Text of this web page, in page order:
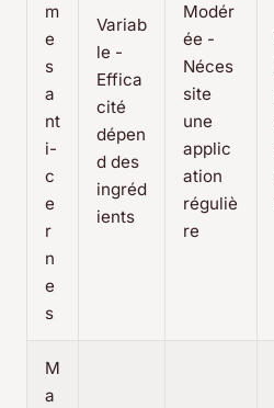
m
e
s
a
nt
i-
c
e
r
n
e
s
Variab
le -
Effica
cité
dépen
d des
ingréd
ients
Modér
ée -
Néces
site
une
applic
ation
réguliè
re
M
a